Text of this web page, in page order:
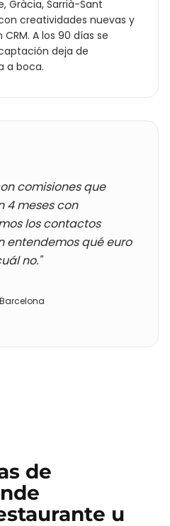
Gràcia, Sarrià-Sant
creatividades nuevas y
A los 90 días se
deja de
a boca.
comisiones que
4 meses con
los contactos
entendemos qué euro
no."
Barcelona
de
u